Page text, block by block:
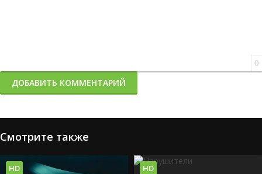
0
ДОБАВИТЬ КОММЕНТАРИЙ
Смотрите также
HD HD